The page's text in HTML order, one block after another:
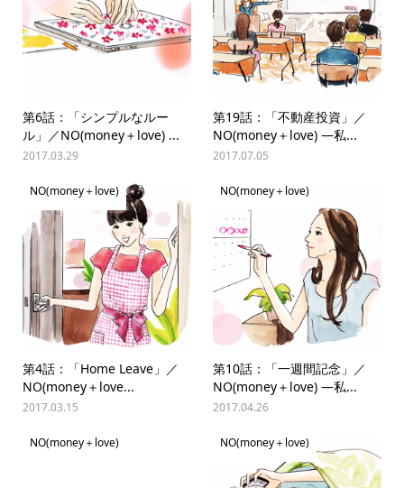
第6話：「シンプルなルー
ル」／NO(money＋love) ...
2017.03.29
第19話：「不動産投資」／
NO(money＋love) —私...
2017.07.05
NO(money＋love)
第4話：「Home Leave」／
NO(money＋love...
2017.03.15
NO(money＋love)
第10話：「一週間記念」／
NO(money＋love) —私...
2017.04.26
NO(money＋love) NO(money＋love)